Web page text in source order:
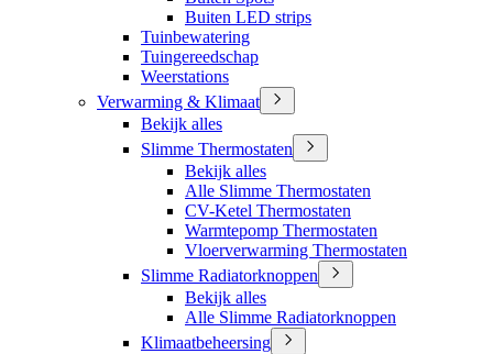
Buiten LED strips
Tuinbewatering
Tuingereedschap
Weerstations
Verwarming & Klimaat
Bekijk alles
Slimme Thermostaten
Bekijk alles
Alle Slimme Thermostaten
CV-Ketel Thermostaten
Warmtepomp Thermostaten
Vloerverwarming Thermostaten
Slimme Radiatorknoppen
Bekijk alles
Alle Slimme Radiatorknoppen
Klimaatbeheersing